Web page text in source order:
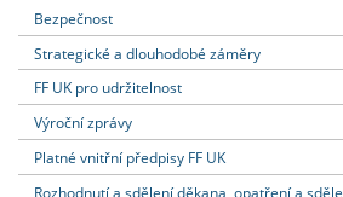
Bezpečnost
Strategické a dlouhodobé záměry
FF UK pro udržitelnost
Výroční zprávy
Platné vnitřní předpisy FF UK
Rozhodnutí a sdělení děkana, opatření a